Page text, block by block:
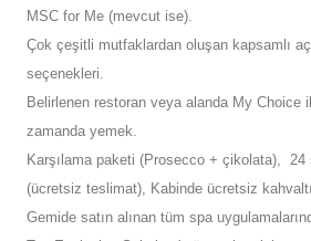
MSC for Me (mevcut ise).
Çok çeşitli mutfaklardan oluşan kapsamlı
seçenekleri.
Belirlenen restoran veya alanda My Choice
zamanda yemek.
Karşılama paketi (Prosecco + çikolata), 24
(ücretsiz teslimat), Kabinde ücretsiz
Gemide satın alınan tüm spa